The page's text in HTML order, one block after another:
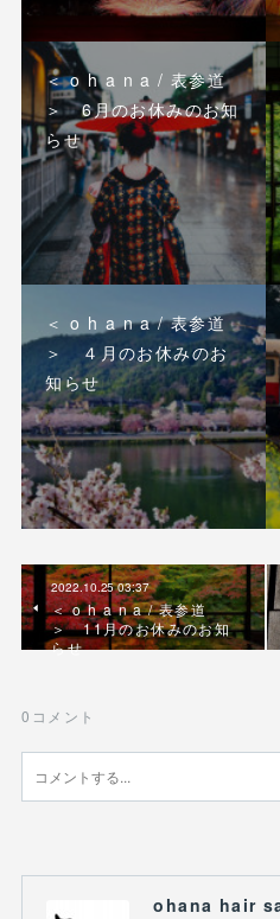
＜ o h a n a / 表参道
＞ 6月のお休みのお知
らせ
＜ o h a n a / 表参道
＞ ４月のお休みのお
知らせ
2022.10.25 03:37
＜ o h a n a / 表参道
＞ 11月のお休みのお知
らせ
0 コメント
ohana hair